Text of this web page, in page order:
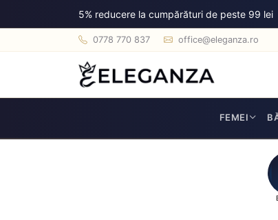
5% reducere la cumpărături de peste 99 lei
0778 770 837 office@eleganza.ro
FEMEI